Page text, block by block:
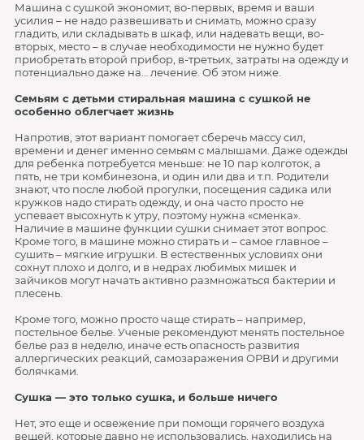
Машина с сушкой экономит, во-первых, время и ваши
усилия – не надо развешивать и снимать, можно сразу
гладить, или складывать в шкаф, или надевать вещи, во-
вторых, место – в случае необходимости не нужно будет
приобретать второй прибор, в-третьих, затраты на одежду и
потенциально даже на… лечение. Об этом ниже.
Семьям с детьми стиральная машина с сушкой не
особенно облегчает жизнь
Напротив, этот вариант помогает сберечь массу сил,
времени и денег именно семьям с малышами. Даже одежды
для ребенка потребуется меньше: не 10 пар колготок, а
пять, не три комбинезона, и один или два и т.п. Родители
знают, что после любой прогулки, посещения садика или
кружков надо стирать одежду, и она часто просто не
успевает высохнуть к утру, поэтому нужна «сменка».
Наличие в машине функции сушки снимает этот вопрос.
Кроме того, в машине можно стирать и – самое главное –
сушить – мягкие игрушки. В естественных условиях они
сохнут плохо и долго, и в недрах любимых мишек и
зайчиков могут начать активно размножаться бактерии и
плесень.
Кроме того, можно просто чаще стирать – например,
постельное белье. Ученые рекомендуют менять постельное
белье раз в неделю, иначе есть опасность развития
аллергических реакций, самозаражения ОРВИ и другими
болячками.
Сушка — это только сушка, и больше ничего
Нет, это еще и освежение при помощи горячего воздуха
вещей, которые давно не использовались, находились на